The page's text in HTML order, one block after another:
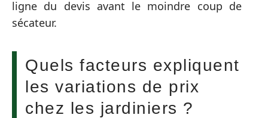
ligne du devis avant le moindre coup de
sécateur.
Quels facteurs expliquent
les variations de prix
chez les jardiniers ?